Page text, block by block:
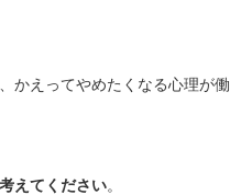
かえってやめたくなる心理が働
えてください。